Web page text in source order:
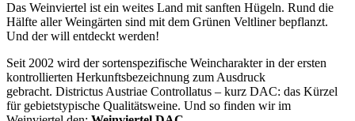
Das Weinviertel ist ein weites Land mit sanften Hügeln. Rund die
Hälfte aller Weingärten sind mit dem Grünen Veltliner bepflanzt.
Und der will entdeckt werden!
Seit 2002 wird der sortenspezifische Weincharakter in der ersten
kontrollierten Herkunftsbezeichnung zum Ausdruck
gebracht. Districtus Austriae Controllatus – kurz DAC: das Kürzel
für gebietstypische Qualitätsweine. Und so finden wir im